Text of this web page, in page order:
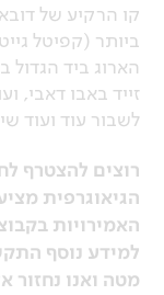
קו הרקיע של
ביותר (קפיטל
הארוג ביד
זייד באבו דאבי,
לשבור עוד ועוד
רוצים להצטרף
הגיאוגרפית
האמירויות
מטה ואנו נחזור